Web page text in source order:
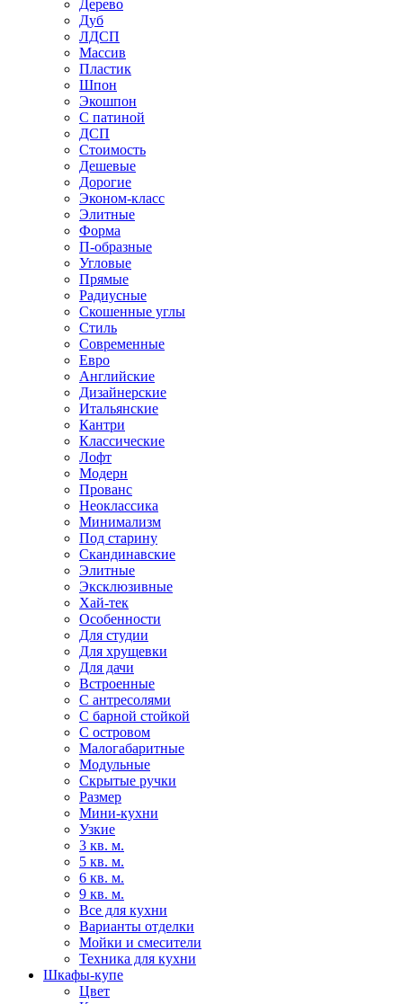
Дерево
Дуб
ЛДСП
Массив
Пластик
Шпон
Экошпон
С патиной
ДСП
Стоимость
Дешевые
Дорогие
Эконом-класс
Элитные
Форма
П-образные
Угловые
Прямые
Радиусные
Скошенные углы
Стиль
Современные
Евро
Английские
Дизайнерские
Итальянские
Кантри
Классические
Лофт
Модерн
Прованс
Неоклассика
Минимализм
Под старину
Скандинавские
Элитные
Эксклюзивные
Хай-тек
Особенности
Для студии
Для хрущевки
Для дачи
Встроенные
С антресолями
С барной стойкой
С островом
Малогабаритные
Модульные
Скрытые ручки
Размер
Мини-кухни
Узкие
3 кв. м.
5 кв. м.
6 кв. м.
9 кв. м.
Все для кухни
Варианты отделки
Мойки и смесители
Техника для кухни
Шкафы-купе
Цвет